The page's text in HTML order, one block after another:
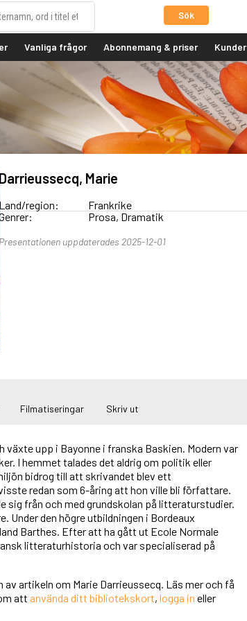
Sök
Vanliga frågor Abonnemang & priser Kunder
Marie
Land/region:
Frankrike
Prosa, Dramatik
Presentationen uppdaterades 2025-12-01
Filmatiseringar Skriv ut
växte upp i Bayonne i franska Baskien. Modern var
I hemmet talades det aldrig om politik eller
bidrog till att skrivandet blev ett
redan som 6-åring att hon ville bli författare.
sig från och med grundskolan på litteraturstudier.
Under den högre utbildningen i Bordeaux
Barthes. Efter att ha gått ut Ecole Normale
litteraturhistoria och var specialiserad på
artikeln om Marie Darrieussecq. Läs mer och få
att använda ditt bibliotekskort, logga in eller